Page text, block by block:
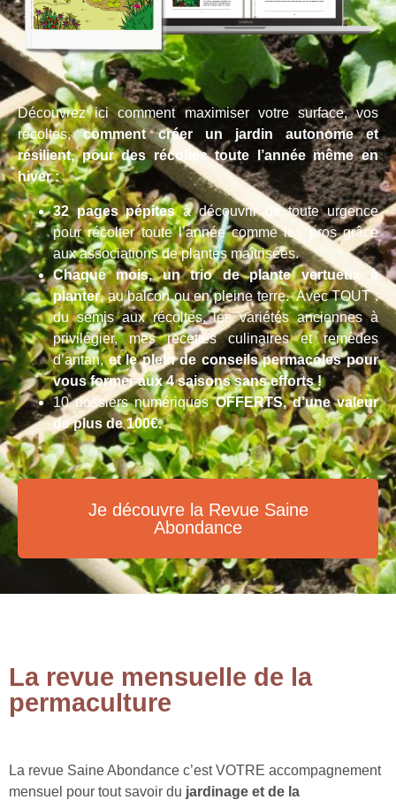
Découvrez ici comment maximiser votre surface, vos
récoltes,comment créer un jardin autonome et
résilient, pour des récoltes toute l’année même en
hiver :
32 pages pépitesà découvrir de toute urgence
pour récolter toute l’année comme les pros grâce
aux associations de plantes maîtrisées.
Chaque mois, un trio de plante vertueux à
planter, au balcon ou en pleine terre. Avec TOUT :
du semis aux récoltes, les variétés anciennes à
privilégier, mes recettes culinaires et remèdes
d’antan,et le plein de conseils permacoles pour
vous former aux 4 saisons sans efforts !
10 dossiers numériquesOFFERTS, d’une valeur
de plus de 100€.
Je découvre la Revue Saine
Abondance
La revue mensuelle de la
permaculture
La revue Saine Abondance c’est VOTRE accompagnement
mensuel pour tout savoir du jardinage et de la